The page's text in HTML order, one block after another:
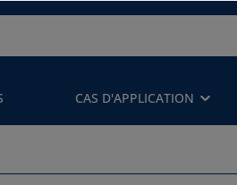
CAS D'APPLICATION